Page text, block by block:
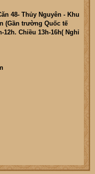
48- Thủy Nguyên - Khu
(Gần trường Quốc tế
Chiều 13h-16h( Nghỉ